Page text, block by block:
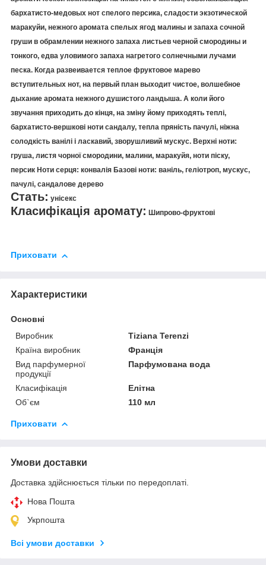
бархатисто-медовых нот спелого персика, сладости экзотической
маракуйи, нежного аромата спелых ягод малины и запаха сочной
груши в обрамлении нежного запаха листьев черной смородины и
тонкого, едва уловимого запаха нагретого солнечными лучами
песка. Когда развеивается теплое фруктовое марево
вступительных нот, на первый план выходит чистое, волшебное
дыхание аромата нежного душистого ландыша. А коли його
звучання приходить до кінця, на зміну йому приходять теплі,
бархатисто-вершкові ноти сандалу, тепла пряність пачулі, ніжна
солодкість ванілі і ласкавий, зворушливий мускус. Верхні ноти:
груша, листя чорної смородини, малини, маракуйя, ноти піску,
персик Ноти серця: конвалія Базові ноти: ваніль, геліотроп, мускус,
пачулі, сандалове дерево
Стать: унісекс
Класифікація аромату: Шипрово-фруктові
Приховати
Характеристики
Основні
Виробник
Tiziana Terenzi
Країна виробник
Франція
Вид парфумерної
продукції
Парфумована вода
Класифікація
Елітна
Об`єм
110 мл
Приховати
Умови доставки
Доставка здійснюється тільки по передоплаті.
Нова Пошта
Укрпошта
Всі умови доставки